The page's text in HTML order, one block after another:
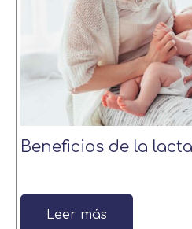
Beneficios de la
Leer más